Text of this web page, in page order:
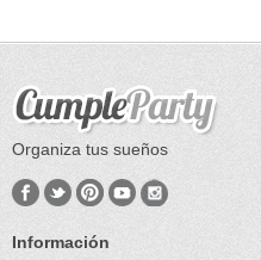
Organiza tus sueños
Información